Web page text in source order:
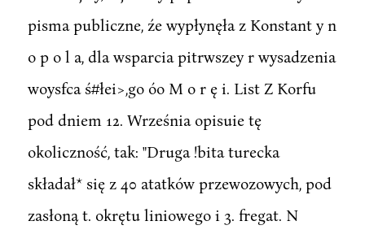
pisma publiczne, źe wypłynęła z Konstant y n
o p o l a, dla wsparcia pitrwszey r wysadzenia
woysfca ś#łei>,go óo M o r ę i. List Z Korfu
pod dniem 12. Września opisuie tę
okoliczność, tak: "Druga !bita turecka
składał* się z 40 atatków przewozowych, pod
zasłoną t. okrętu liniowego i 3. fregat. N